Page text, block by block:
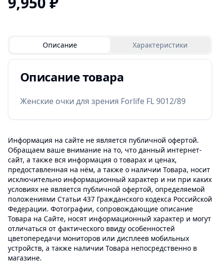
Описание Характеристики
Описание товара
Женские очки для зрения Forlife FL 9012/89
Информация на сайте не является публичной офертой.
Обращаем ваше внимание на то, что данный интернет-
сайт, а также вся информация о товарах и ценах,
предоставленная на нём, а также о наличии Товара, носит
исключительно информационный характер и ни при каких
условиях не является публичной офертой, определяемой
положениями Статьи 437 Гражданского кодекса Российской
Федерации. Фотографии, сопровождающие описание
Товара на Сайте, носят информационный характер и могут
отличаться от фактического ввиду особенностей
цветопередачи мониторов или дисплеев мобильных
устройств, а также наличии Товара непосредственно в
магазине.